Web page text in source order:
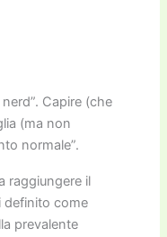
Capire (che
(ma non
normale”.
raggiungere il
definito come
prevalente